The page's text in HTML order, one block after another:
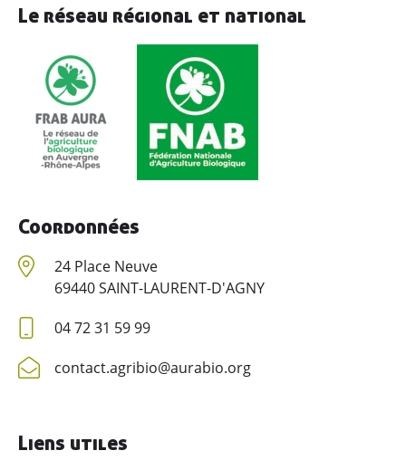
Le réseau régional et national
Coordonnées
24 Place Neuve
69440 SAINT-LAURENT-D'AGNY
04 72 31 59 99
contact.agribio@aurabio.org
Liens utiles